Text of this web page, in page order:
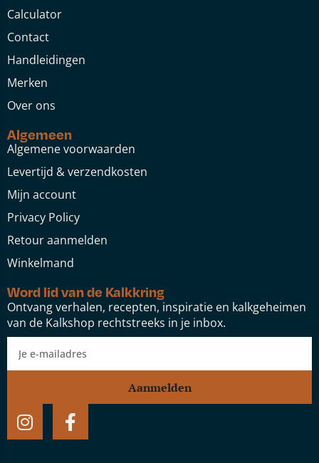
Calculator
Contact
Handleidingen
Merken
Over ons
Algemeen
Algemene voorwaarden
Levertijd & verzendkosten
Mijn account
Privacy Policy
Retour aanmelden
Winkelmand
Word lid van de Kalkkring
Ontvang verhalen, recepten, inspiratie en kalkgeheimen
van de Kalkshop rechtstreeks in je inbox.
Aanmelden